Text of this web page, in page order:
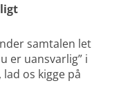
samtalen let
er uansvarlig” i
os kigge på